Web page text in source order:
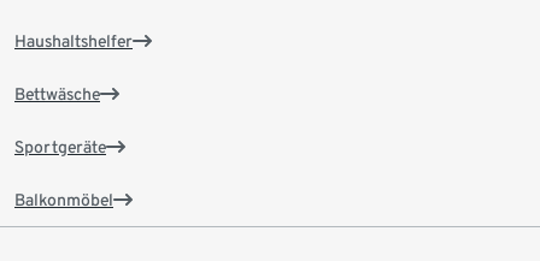
Haushaltshelfer
Bettwäsche
Sportgeräte
Balkonmöbel